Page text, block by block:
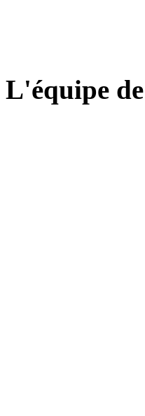
L'équipe